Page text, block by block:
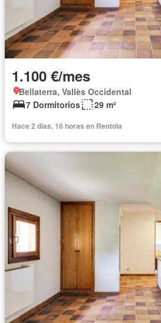
1.100 €/mes
Bellaterra, Vallès Occidental
7 Dormitorios
29 m²
Hace 2 días, 16 horas en Rentola